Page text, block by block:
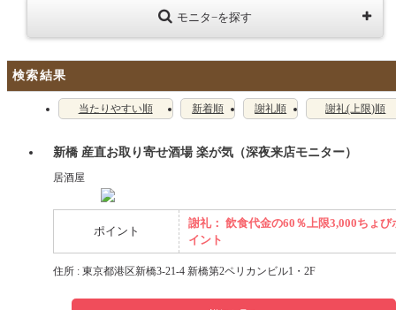
モニタ−を探す
検索結果
当たりやすい順 新着順 謝礼順 謝礼(上限)順
新橋 産直お取り寄せ酒場 楽が気（深夜来店モニター）
居酒屋
ポイント
謝礼： 飲食代金の60％上限3,000ちょび
イント
住所 : 東京都港区新橋3-21-4 新橋第2ペリカンビル1・2F